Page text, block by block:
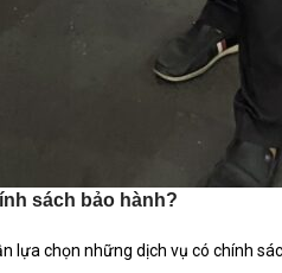
sách bảo hành?
lựa chọn những dịch vụ có chính